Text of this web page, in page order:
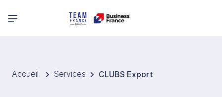
Menu principal
Accueil Services CLUBS Export